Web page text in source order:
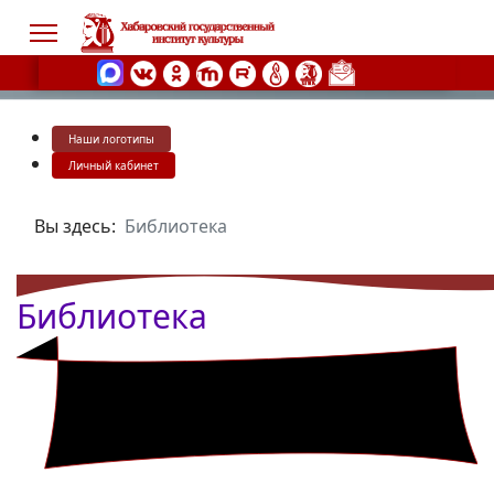
Наши логотипы
Личный кабинет
Вы здесь: Библиотека
Библиотека